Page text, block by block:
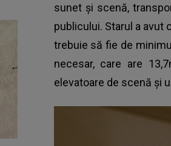
sunet și scenă,
publicului. Starul a avut
trebuie să fie de
necesar, care are
elevatoare de scenă și